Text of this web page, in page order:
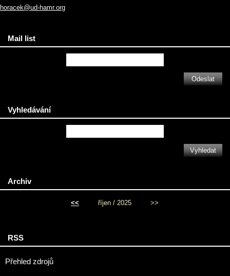
horacek@ud-hamr.org
Mail list
Vyhledávání
Archiv
<< říjen / 2025 >>
RSS
Přehled zdrojů